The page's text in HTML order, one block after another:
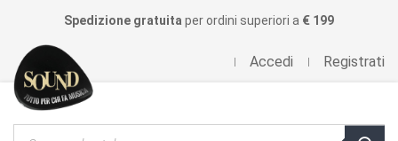
Spedizione gratuita per ordini superiori a € 199
Accedi Registrati